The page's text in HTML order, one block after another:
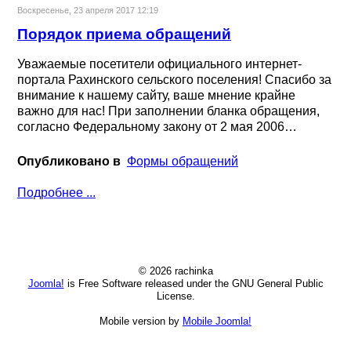
Воскресенье, 23 апреля 2017 12:19
Порядок приема обращений
Уважаемые посетители официального интернет-
портала Рахинского сельского поселения! Спасибо за
внимание к нашему сайту, ваше мнение крайне
важно для нас! При заполнении бланка обращения,
согласно Федеральному закону от 2 мая 2006…
Опубликовано в Формы обращений
Подробнее ...
© 2026 rachinka
Joomla! is Free Software released under the GNU General Public
License.
Mobile version by Mobile Joomla!